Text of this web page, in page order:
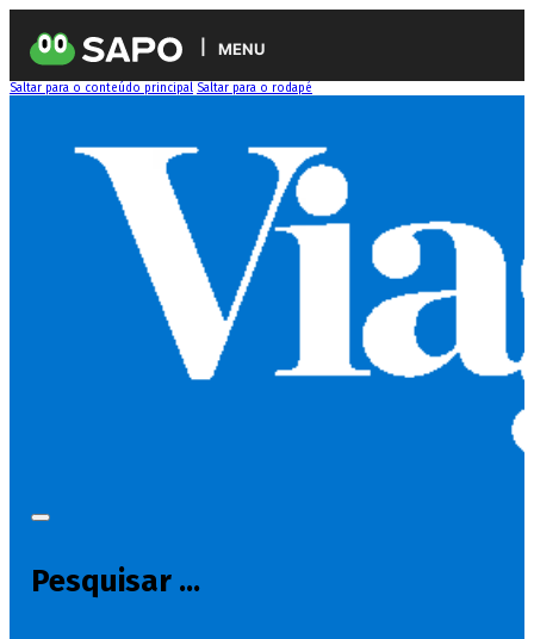
MENU
Saltar para o conteúdo principal Saltar para o rodapé
Pesquisar ...